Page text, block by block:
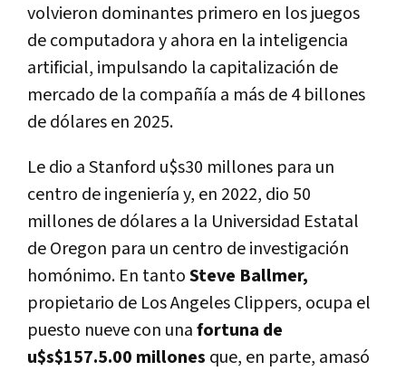
volvieron dominantes primero en los juegos
de computadora y ahora en la inteligencia
artificial, impulsando la capitalización de
mercado de la compañía a más de 4 billones
de dólares en 2025.
Le dio a Stanford u$s30 millones para un
centro de ingeniería y, en 2022, dio 50
millones de dólares a la Universidad Estatal
de Oregon para un centro de investigación
homónimo. En tantoSteve Ballmer,
propietario de Los Angeles Clippers, ocupa el
puesto nueve con unafortuna de
u$s$157.5.00 millones que, en parte, amasó